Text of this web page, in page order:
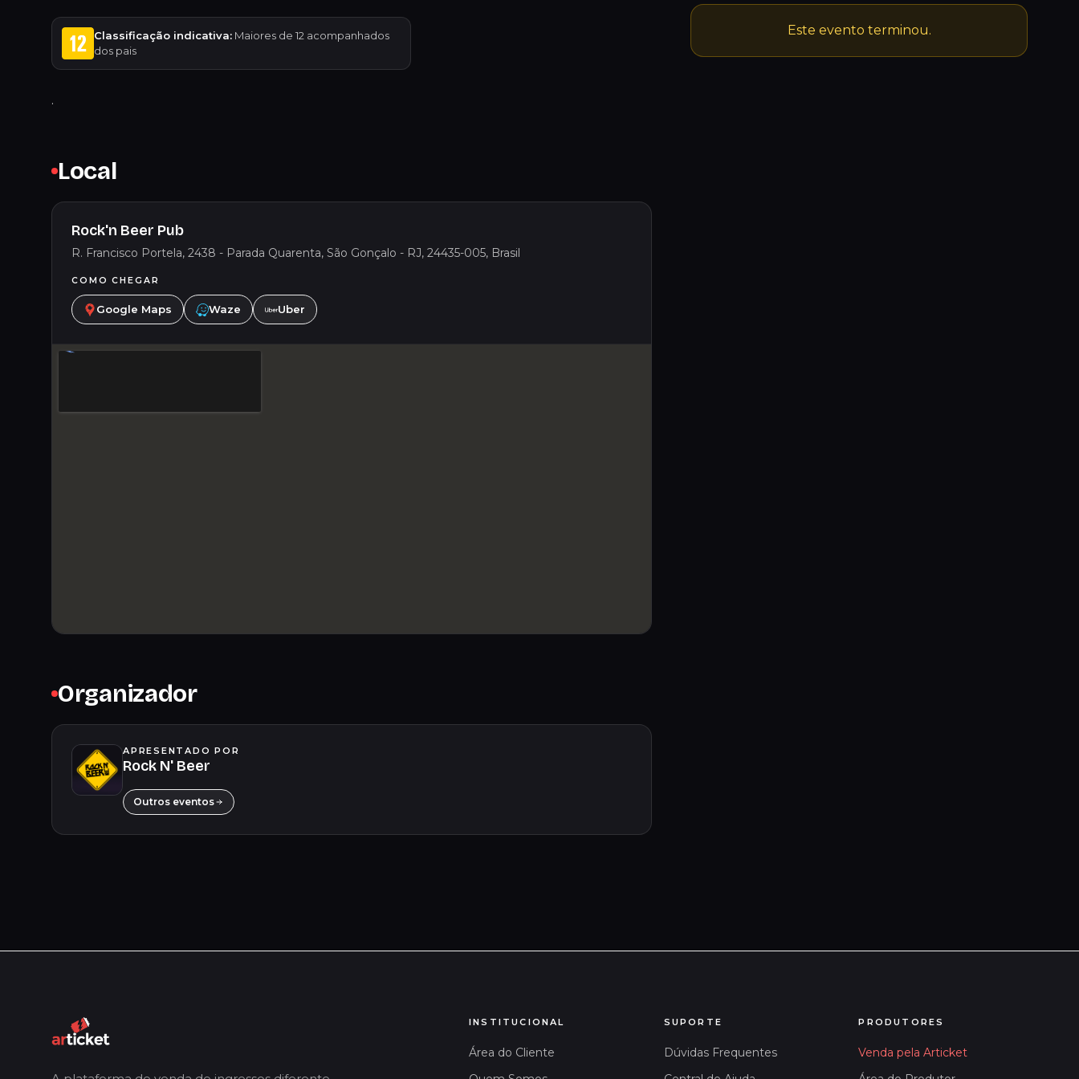
Classificação indicativa: Maiores de 12 acompanhados
dos pais
.
Local
Rock'n Beer Pub
R. Francisco Portela, 2438 - Parada Quarenta, São Gonçalo - RJ, 24435-005, Brasil
COMO CHEGAR
Google Maps Waze Uber
Organizador
APRESENTADO POR
Rock N' Beer
Outros eventos
Este evento terminou.
INSTITUCIONAL
Área do Cliente
SUPORTE
Dúvidas Frequentes
PRODUTORES
Venda pela Articket